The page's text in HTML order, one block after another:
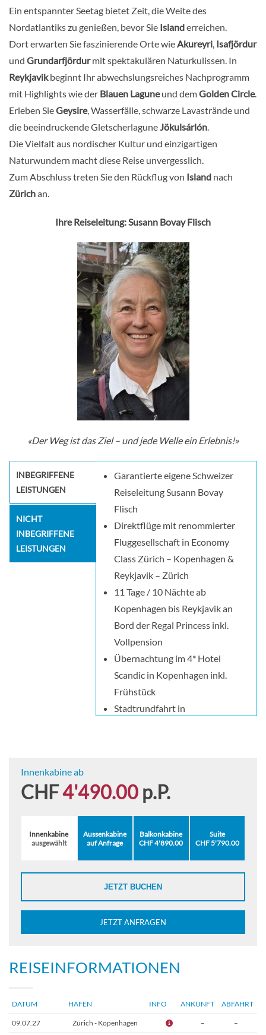
Ein entspannter Seetag bietet Zeit, die Weite des
Nordatlantiks zu genießen, bevor Sie Islanderreichen.
Dort erwarten Sie faszinierende Orte wieAkureyri, Isafjördur
und Grundarfjördurmit spektakulären Naturkulissen. In
Reykjavikbeginnt Ihr abwechslungsreiches Nachprogramm
mit Highlights wie der Blauen Laguneund demGolden Circle.
Erleben SieGeysire, Wasserfälle, schwarze Lavastrände und
die beeindruckende GletscherlaguneJökulsárlón.
Die Vielfalt aus nordischer Kultur und einzigartigen
Naturwundern macht diese Reise unvergesslich.
Zum Abschluss treten Sie den Rückflug von Island nach
Zürichan.
Ihre Reiseleitung: Susann Bovay Flisch
«Der Weg ist das Ziel – und jede Welle ein Erlebnis!»
INBEGRIFFENE
LEISTUNGEN
NICHT
INBEGRIFFENE
LEISTUNGEN
Garantierte eigene Schweizer
Reiseleitung Susann Bovay
Flisch
Direktflüge mit renommierter
Fluggesellschaft in Economy
Class Zürich – Kopenhagen &
Reykjavik – Zürich
11 Tage / 10 Nächte ab
Kopenhagen bis Reykjavik an
Bord der Regal Princess inkl.
Vollpension
Übernachtung im 4* Hotel
Scandic in Kopenhagen inkl.
Frühstück
Stadtrundfahrt in
4 Tagesausflüge in Island
Innenkabine ab
CHF4'490.00 p.P.
Innenkabine
ausgewählt
Aussenkabine
auf Anfrage
Balkonkabine
CHF 4'890.00
Suite
CHF 5'790.00
JETZT BUCHEN
JETZT ANFRAGEN
REISEINFORMATIONEN
DATUM HAFEN INFO ANKUNFT ABFAHRT
09.07.27 Zürich - Kopenhagen – –